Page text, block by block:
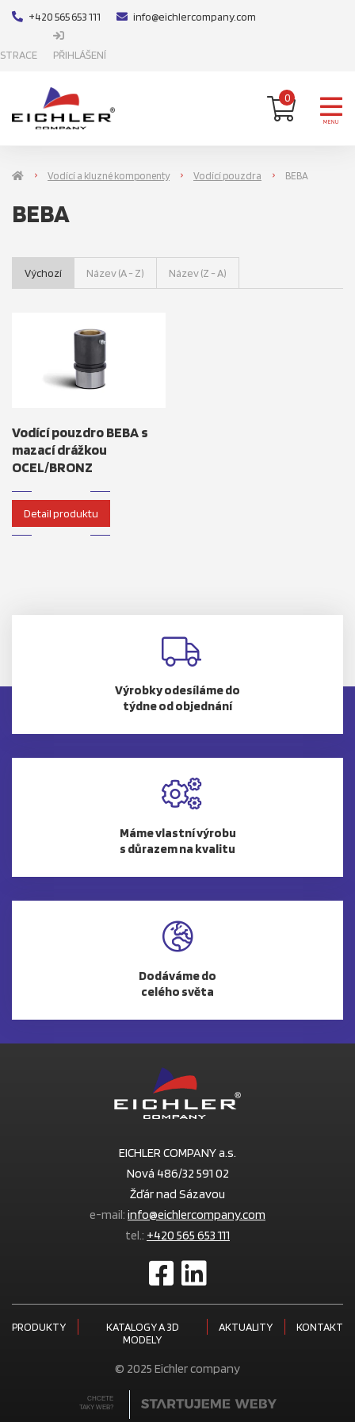
+420 565 653 111 info@eichlercompany.com
PŘIHLÁŠENÍ
0
MENU
Vodící a kluzné komponenty Vodící pouzdra BEBA
BEBA
Výchozí Název (A - Z) Název (Z - A)
Vodící pouzdro BEBA s
mazací drážkou
OCEL/BRONZ
Detail produktu
Výrobky odesíláme do
týdne od objednání
Máme vlastní výrobu
s důrazem na kvalitu
Dodáváme do
celého světa
© 2025 Eichler company
EICHLER COMPANY a.s.
Nová 486/32 591 02
Žďár nad Sázavou
e-mail: info@eichlercompany.com
tel.: +420 565 653 111
PRODUKTY
KATALOGY A 3D
MODELY
AKTUALITY KONTAKT
CHCETE
TAKY WEB?